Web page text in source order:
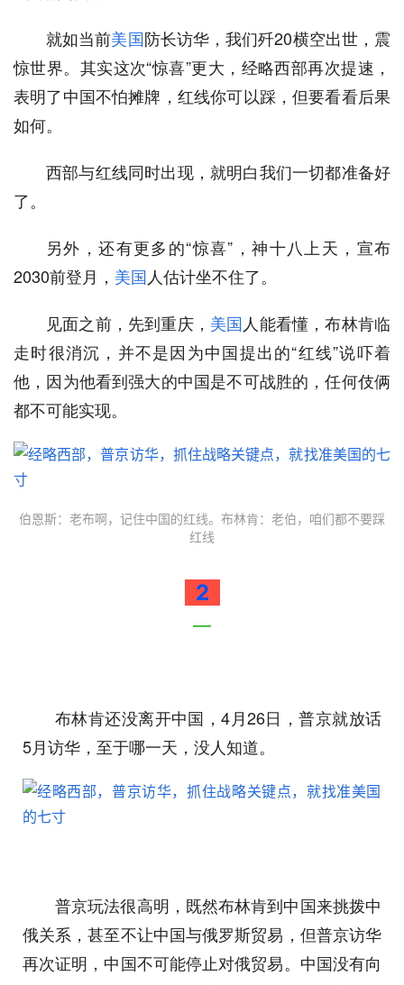
就如当前美国防长访华，我们歼20横空出世，震
惊世界。其实这次“惊喜”更大，经略西部再次提速，
表明了中国不怕摊牌，红线你可以踩，但要看看后果
如何。
西部与红线同时出现，就明白我们一切都准备好
了。
另外，还有更多的“惊喜”，神十八上天，宣布
2030前登月， 美国人估计坐不住了。
见面之前，先到重庆， 美国人能看懂，布林肯临
走时很消沉，并不是因为中国提出的“红线”说吓着
他，因为他看到强大的中国是不可战胜的，任何伎俩
都不可能实现。
伯恩斯：老布啊，记住中国的红线。布林肯：老伯，咱们都不要踩
红线
2
—
布林肯还没离开中国，4月26日，普京就放话
5月访华，至于哪一天，没人知道。
普京玩法很高明，既然布林肯到中国来挑拨中
俄关系，甚至不让中国与俄罗斯贸易，但普京访华
再次证明，中国不可能停止对俄贸易。中国没有向